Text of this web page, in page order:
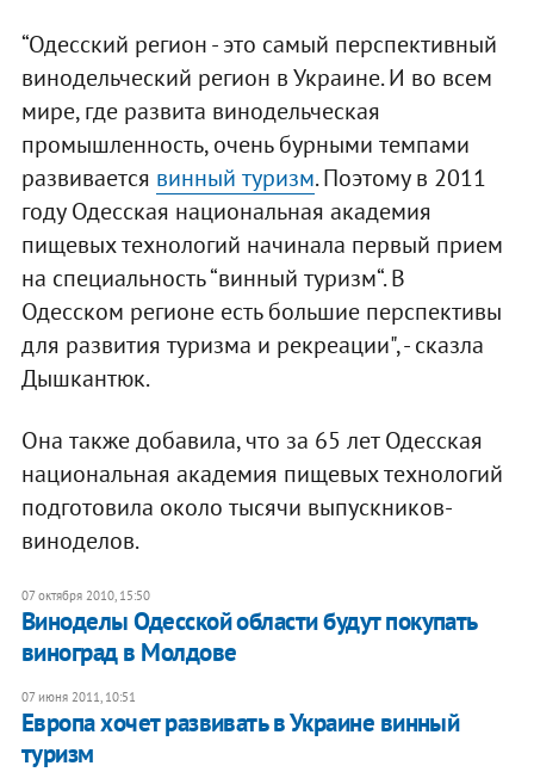
“Одесский регион - это самый перспективный
винодельческий регион в Украине. И во всем
мире, где развита винодельческая
промышленность, очень бурными темпами
развивается винный туризм. Поэтому в 2011
году Одесская национальная академия
пищевых технологий начинала первый прием
на специальность “винный туризм“. В
Одесском регионе есть большие перспективы
для развития туризма и рекреации", - сказла
Дышкантюк.
Она также добавила, что за 65 лет Одесская
национальная академия пищевых технологий
подготовила около тысячи выпускников-
виноделов.
07 октября 2010, 15:50
Виноделы Одесской области будут покупать
виноград в Молдове
07 июня 2011, 10:51
Европа хочет развивать в Украине винный
туризм